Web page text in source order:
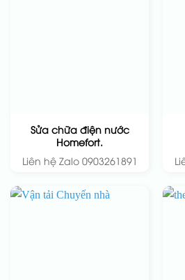
Sửa chữa điện nước
Homefort.
Liên hệ Zalo 0903261891